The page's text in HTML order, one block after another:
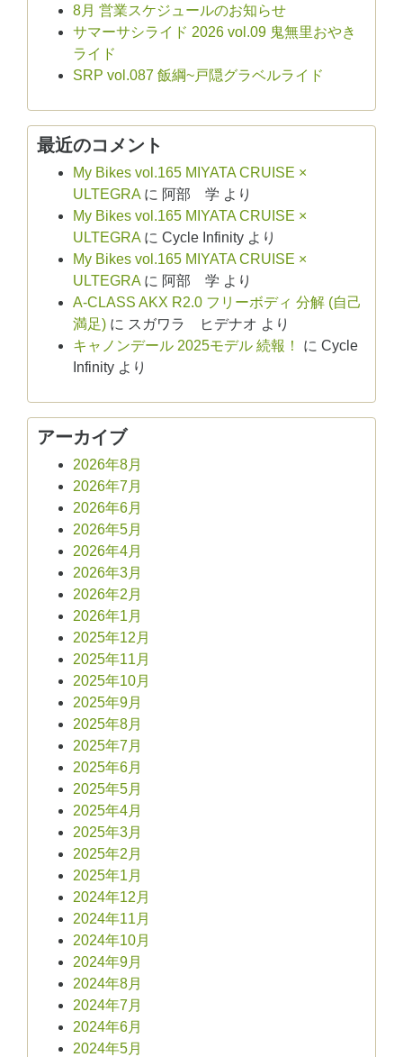
8月 営業スケジュールのお知らせ
サマーサシライド 2026 vol.09 鬼無里おやき
ライド
SRP vol.087 飯綱~戸隠グラベルライド
最近のコメント
My Bikes vol.165 MIYATA CRUISE ×
ULTEGRA に 阿部 学 より
My Bikes vol.165 MIYATA CRUISE ×
ULTEGRA に Cycle Infinity より
My Bikes vol.165 MIYATA CRUISE ×
ULTEGRA に 阿部 学 より
A-CLASS AKX R2.0 フリーボディ 分解 (自己
満足) に スガワラ ヒデナオ より
キャノンデール 2025モデル 続報！
に Cycle
Infinity より
アーカイブ
2026年8月
2026年7月
2026年6月
2026年5月
2026年4月
2026年3月
2026年2月
2026年1月
2025年12月
2025年11月
2025年10月
2025年9月
2025年8月
2025年7月
2025年6月
2025年5月
2025年4月
2025年3月
2025年2月
2025年1月
2024年12月
2024年11月
2024年10月
2024年9月
2024年8月
2024年7月
2024年6月
2024年5月